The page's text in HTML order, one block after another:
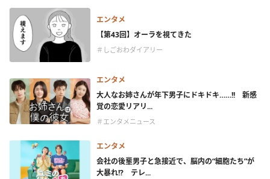
エンタメ
【第43回】オーラを視てきた
＃しごおわダイアリー
エンタメ
大人なお姉さんが年下男子にドキドキ……!! 新感
覚の恋愛リアリ...
＃エンタメニュース
エンタメ
会社の後輩男子と急接近で、脳内の“細胞たち”が
大暴れ!? テレ...